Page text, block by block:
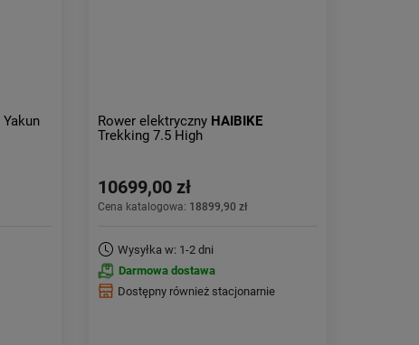
Yakun
Rower elektryczny HAIBIKE
Trekking 7.5 High
10699,00 zł
Cena katalogowa: 18899,90 zł
Wysyłka w: 1-2 dni
Darmowa dostawa
Dostępny również stacjonarnie